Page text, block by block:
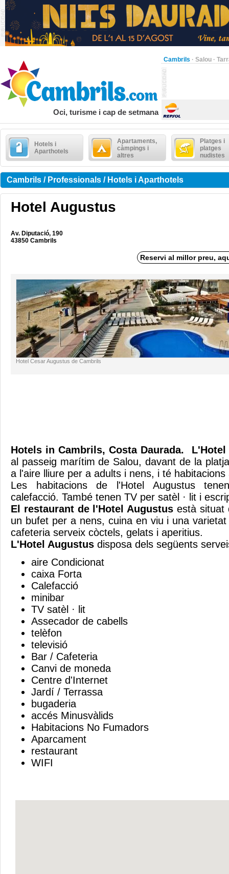
Cambrils · Salou ·
Oci, turisme i cap de setmana
Hotels i
Aparthotels
Apartaments,
càmpings i
altres
Platges i
platges
nudistes
Cambrils / Professionals / Hotels i Aparthotels
Hotel Augustus
Av. Diputació, 190
43850 Cambrils
Reservi al millor preu,
Hotel Cesar Augustus de Cambrils
Hotels in Cambrils, Costa Daurada.
L'Hotel
al passeig marítim de Salou, davant de la
a l'aire lliure per a adults i nens, i té
Les habitacions de l'Hotel Augustus
calefacció. També tenen TV per satèl · lit i
El restaurant de l'Hotel Augustusestà situat
un bufet per a nens, cuina en viu i una
cafeteria serveix còctels, gelats i aperitius.
L'Hotel Augustus disposa dels següents
aire Condicionat
caixa Forta
Calefacció
minibar
TV satèl · lit
Assecador de cabells
telèfon
televisió
Bar / Cafeteria
Canvi de moneda
Centre d'Internet
Jardí / Terrassa
bugaderia
accés Minusvàlids
Habitacions No Fumadors
Aparcament
restaurant
WIFI